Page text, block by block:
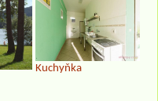
Kuchyňka